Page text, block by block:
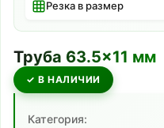
Резка в размер
Труба 63.5×11 мм
✓ В НАЛИЧИИ
Категория: